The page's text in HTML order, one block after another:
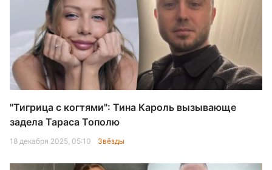
"Тигрица с когтями": Тина Кароль вызывающе
задела Тараса Тополю
18 декабря 2025, 05:10 Звёзды